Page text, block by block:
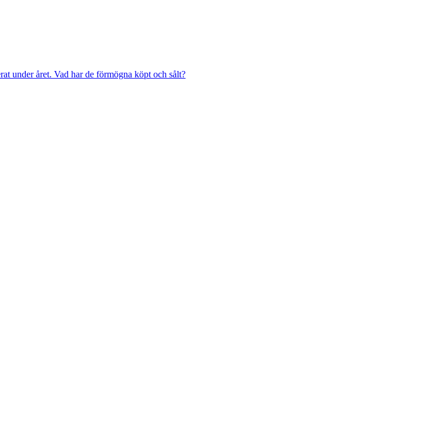
under året. Vad har de förmögna köpt och sålt?